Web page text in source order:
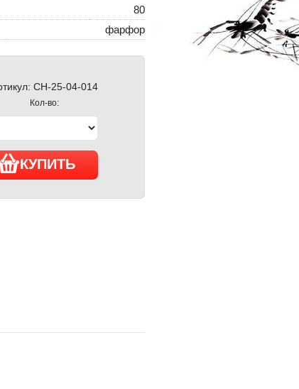
80
фарфор
CH-25-04-014
Кол-во:
КУПИТЬ